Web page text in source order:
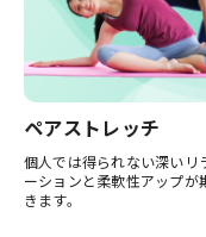
ペアストレッチ
個人では得られない深いリ
ーションと柔軟性アップが
きます。